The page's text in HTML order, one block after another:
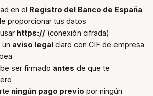
en el Registro del Banco de España
proporcionar tus datos
https:// (conexión cifrada)
aviso legal claro con CIF de empresa
ser firmado antes de que te
ningún pago previo por ningún